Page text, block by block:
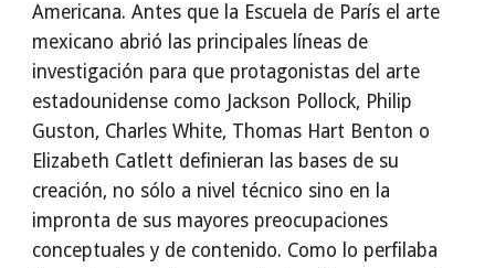
Americana. Antes que la Escuela de París el arte
mexicano abrió las principales líneas de
investigación para que protagonistas del arte
estadounidense como Jackson Pollock, Philip
Guston, Charles White, Thomas Hart Benton o
Elizabeth Catlett definieran las bases de su
creación, no sólo a nivel técnico sino en la
impronta de sus mayores preocupaciones
conceptuales y de contenido. Como lo perfilaba